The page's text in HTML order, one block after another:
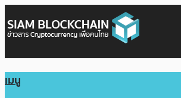
เมนู